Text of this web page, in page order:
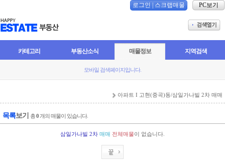
로그인 스크랩매물 PC보기
카테고리 부동산소식 매물정보 지역검색
모바일 검색페이지입니다.
아파트 I 고현(중곡)동/삼일가나빌 2차 매매
목록보기 총0 개의 매물이 있습니다.
삼일가나빌 2차 매매 전체매물이 없습니다.